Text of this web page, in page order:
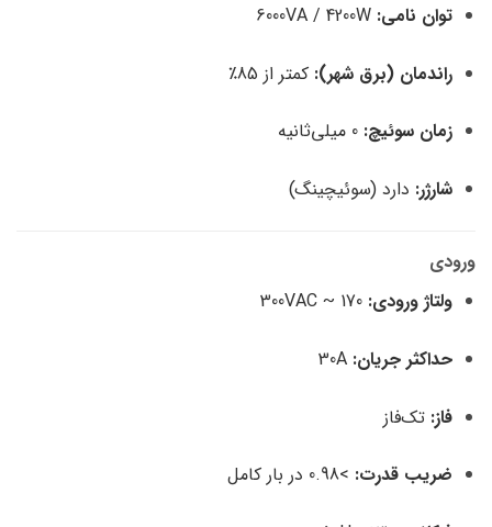
توان نامی:
راندمان (برق شهر): کمتر از 85٪
زمان سوئیچ:
شارژر: دارد (سوئیچینگ)
ورودی
ولتاژ ورودی:
حداکثر جریان:
فاز: تک‌فاز
ضریب قدرت: >0.98 در بار کامل